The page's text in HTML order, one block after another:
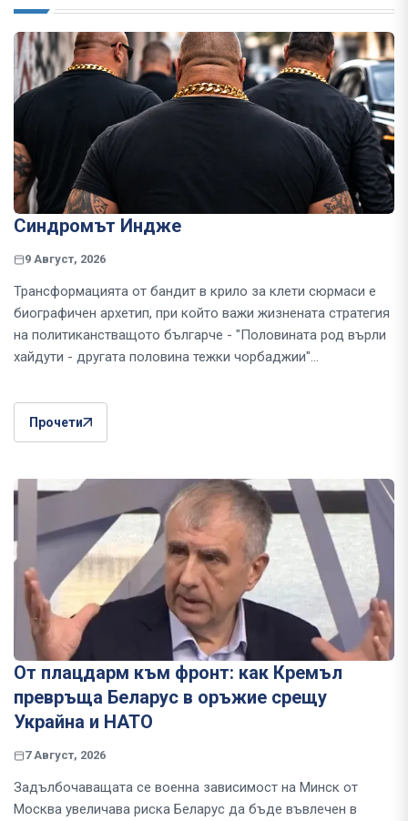
Синдромът Индже
9 Август, 2026
Трансформацията от бандит в крило за клети сюрмаси е
биографичен архетип, при който важи жизнената стратегия
на политиканстващото българче - "Половината род върли
хайдути - другата половина тежки чорбаджии"...
Прочети
От плацдарм към фронт: как Кремъл
превръща Беларус в оръжие срещу
Украйна и НАТО
7 Август, 2026
Задълбочаващата се военна зависимост на Минск от
Москва увеличава риска Беларус да бъде въвлечен в